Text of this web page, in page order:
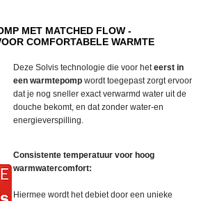
MET MATCHED FLOW -
COMFORTABELE WARMTE
Deze Solvis technologie die voor heteerst in
een warmtepomp wordt toegepast zorgt ervoor
dat je nog sneller exact verwarmd water uit de
douche bekomt, en dat zonder water-en
energieverspilling.
Consistente temperatuur voor hoog
warmwatercomfort:
Hiermee wordt het debiet door een unieke